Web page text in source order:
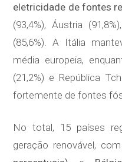
eletricidade de fontes
(93,4%), Áustria
(85,6%). A Itália
média europeia,
(21,2%) e República
fortemente de fontes
No total, 15 países
geração renovável, com